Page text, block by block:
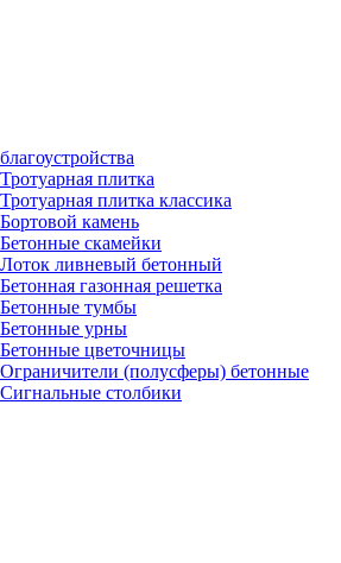
благоустройства
Тротуарная плитка
Тротуарная плитка классика
Бортовой камень
Бетонные скамейки
Лоток ливневый бетонный
Бетонная газонная решетка
Бетонные тумбы
Бетонные урны
Бетонные цветочницы
Ограничители (полусферы) бетонные
Сигнальные столбики